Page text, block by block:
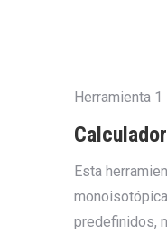
Herramienta 1
Esta
predefinidos,